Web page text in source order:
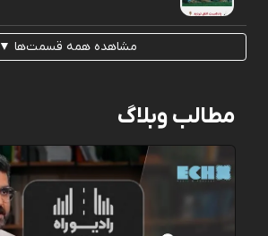
مشاهده همه قسمت‌ها ▼
مطالب وبلاگ